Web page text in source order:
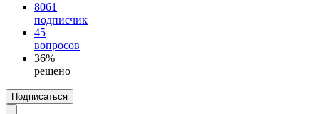
8061
подписчик
45
вопросов
36%
решено
Подписаться